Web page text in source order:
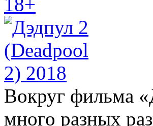
Вокруг фильма
много разных